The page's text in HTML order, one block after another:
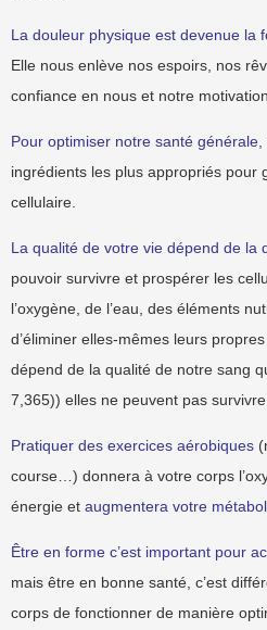
La douleur physique est devenue la
Elle nous enlève nos espoirs, nos
confiance en nous et notre
Pour optimiser notre santé générale,
ingrédients les plus appropriés pour
cellulaire.
La qualité de votre vie dépend de la
pouvoir survivre et prospérer les
l’oxygène, de l’eau, des éléments
d’éliminer elles-mêmes leurs
dépend de la qualité de notre sang
7,365)) elles ne peuvent pas
Pratiquer des exercices aérobiques
course…) donnera à votre corps
énergie et augmentera votre
Être en forme c’est important pour
mais être en bonne santé, c’est
corps de fonctionner de manière